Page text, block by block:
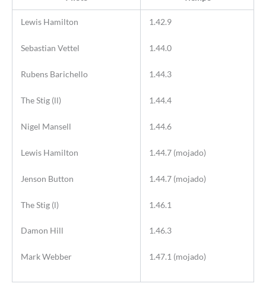
Lewis Hamilton
Sebastian Vettel
Rubens Barichello
The Stig (ll)
Nigel Mansell
Lewis Hamilton
Jenson Button
The Stig (l)
Damon Hill
Mark Webber
1.42.9
1.44.0
1.44.3
1.44.4
1.44.6
1.44.7 (mojado)
1.44.7 (mojado)
1.46.1
1.46.3
1.47.1 (mojado)